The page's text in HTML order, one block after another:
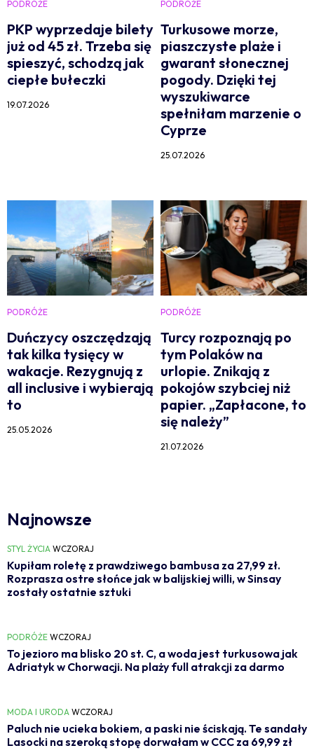
PODRÓŻE
PKP wyprzedaje bilety
już od 45 zł. Trzeba się
spieszyć, schodzą jak
ciepłe bułeczki
19.07.2026
PODRÓŻE
Turkusowe morze,
piaszczyste plaże i
gwarant słonecznej
pogody. Dzięki tej
wyszukiwarce
spełniłam marzenie o
Cyprze
25.07.2026
PODRÓŻE
Duńczycy oszczędzają
tak kilka tysięcy w
wakacje. Rezygnują z
all inclusive i wybierają
to
25.05.2026
PODRÓŻE
Turcy rozpoznają po
tym Polaków na
urlopie. Znikają z
pokojów szybciej niż
papier. „Zapłacone, to
się należy”
21.07.2026
Najnowsze
STYL ŻYCIA WCZORAJ
Kupiłam roletę z prawdziwego bambusa za 27,99 zł.
Rozprasza ostre słońce jak w balijskiej willi, w Sinsay
zostały ostatnie sztuki
PODRÓŻE WCZORAJ
To jezioro ma blisko 20 st. C, a woda jest turkusowa jak
Adriatyk w Chorwacji. Na plaży full atrakcji za darmo
MODA I URODA WCZORAJ
Paluch nie ucieka bokiem, a paski nie ściskają. Te sandały
Lasocki na szeroką stopę dorwałam w CCC za 69,99 zł